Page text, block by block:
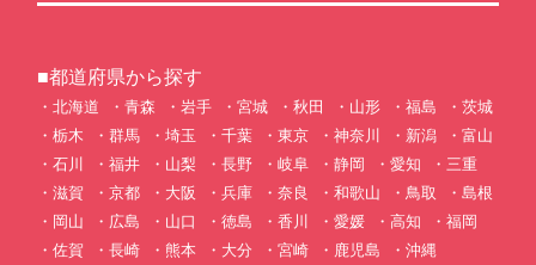
■都道府県から探す
北海道 青森 岩手 宮城 秋田 山形 福島
茨城
栃木
群馬 埼玉 千葉 東京 神奈川 新潟
富山
石川
福井 山梨 長野 岐阜 静岡 愛知
三重
滋賀
京都 大阪 兵庫 奈良 和歌山 鳥取
島根
岡山
広島 山口 徳島 香川 愛媛 高知
福岡
佐賀
長崎 熊本 大分 宮崎 鹿児島 沖縄